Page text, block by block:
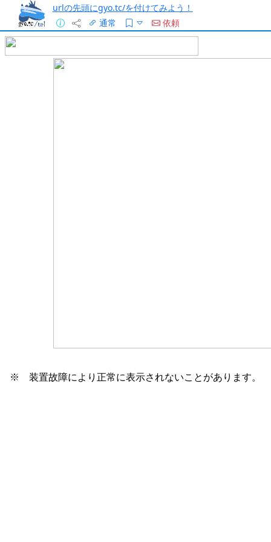
urlの先頭にgyo.tc/を付けてみよう！
通常
依頼